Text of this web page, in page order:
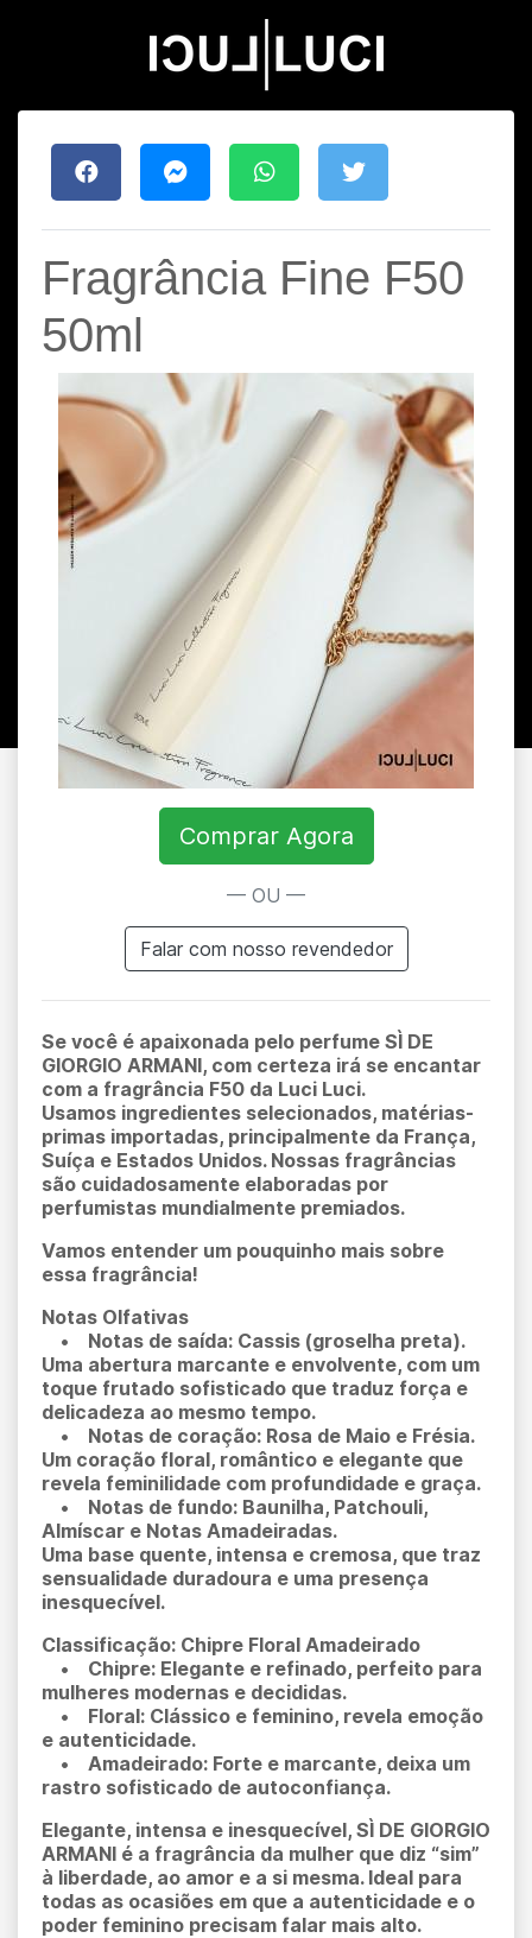
Fragrância Fine F50
50ml
Comprar Agora
— OU —
Falar com nosso revendedor
Se você é apaixonada pelo perfume SÌ DE
GIORGIO ARMANI, com certeza irá se encantar
com a fragrância F50 da Luci Luci.
Usamos ingredientes selecionados, matérias-
primas importadas, principalmente da França,
Suíça e Estados Unidos. Nossas fragrâncias
são cuidadosamente elaboradas por
perfumistas mundialmente premiados.
Vamos entender um pouquinho mais sobre
essa fragrância!
Notas Olfativas
• Notas de saída: Cassis (groselha preta).
Uma abertura marcante e envolvente, com um
toque frutado sofisticado que traduz força e
delicadeza ao mesmo tempo.
• Notas de coração: Rosa de Maio e Frésia.
Um coração floral, romântico e elegante que
revela feminilidade com profundidade e graça.
• Notas de fundo: Baunilha, Patchouli,
Almíscar e Notas Amadeiradas.
Uma base quente, intensa e cremosa, que traz
sensualidade duradoura e uma presença
inesquecível.
Classificação: Chipre Floral Amadeirado
• Chipre: Elegante e refinado, perfeito para
mulheres modernas e decididas.
• Floral: Clássico e feminino, revela emoção
e autenticidade.
• Amadeirado: Forte e marcante, deixa um
rastro sofisticado de autoconfiança.
Elegante, intensa e inesquecível, SÌ DE GIORGIO
ARMANI é a fragrância da mulher que diz “sim”
à liberdade, ao amor e a si mesma. Ideal para
todas as ocasiões em que a autenticidade e o
poder feminino precisam falar mais alto.